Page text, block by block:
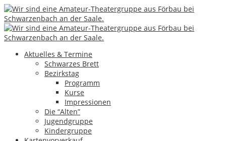
Aktuelles & Termine
Schwarzes Brett
Bezirkstag
Programm
Kurse
Impressionen
Die “Alten”
Jugendgruppe
Kindergruppe
15 Feb.
Max und Moritz